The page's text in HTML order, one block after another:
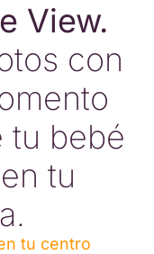
View.
con
tu bebé
tu
tu centro